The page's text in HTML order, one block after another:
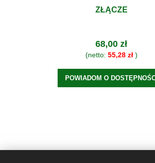
ZŁĄCZE
68,00 zł
(netto: 55,28 zł)
POWIADOM O